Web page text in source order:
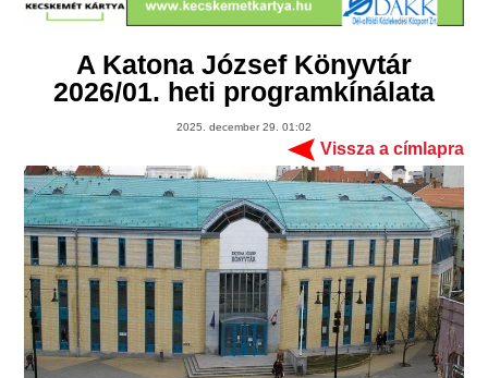
A Katona József Könyvtár
2026/01. heti programkínálata
2025. december 29. 01:02
Vissza a címlapra